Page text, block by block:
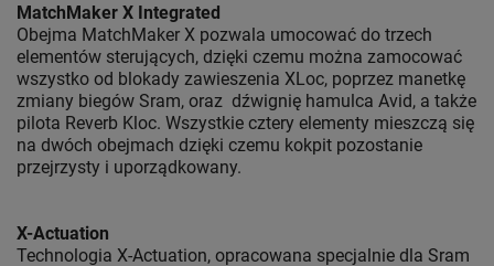
MatchMaker X Integrated
Obejma MatchMaker X pozwala umocować do trzech
elementów sterujących, dzięki czemu można zamocować
wszystko od blokady zawieszenia XLoc, poprzez manetkę
zmiany biegów Sram, oraz dźwignię hamulca Avid, a także
pilota Reverb Kloc. Wszystkie cztery elementy mieszczą się
na dwóch obejmach dzięki czemu kokpit pozostanie
przejrzysty i uporządkowany.
X-Actuation
Technologia X-Actuation, opracowana specjalnie dla Sram